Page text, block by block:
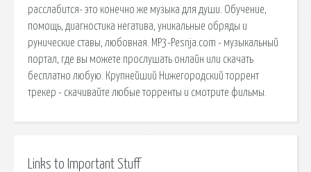
расслабится- это конечно же музыка для души. Обучение,
помощь, диагностика негатива, уникальные обряды и
рунические ставы, любовная. MP3-Pesnja.com - музыкальный
портал, где вы можете прослушать онлайн или скачать
бесплатно любую. Крупнейший Нижегородский торрент
трекер - скачивайте любые торренты и смотрите фильмы.
Links to Important Stuff